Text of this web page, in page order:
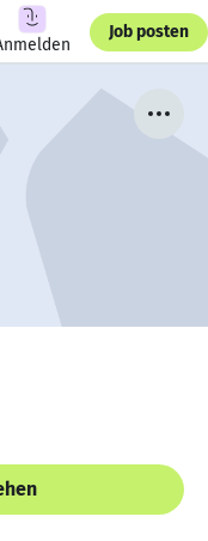
Job posten